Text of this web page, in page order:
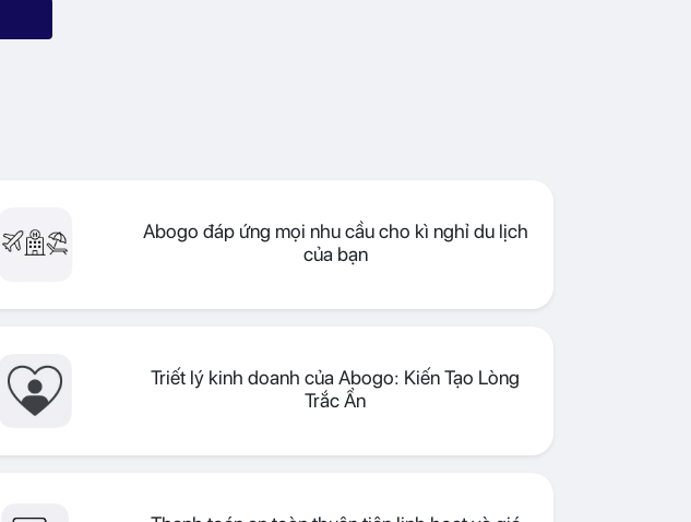
Abogo đáp ứng mọi nhu cầu cho kì nghỉ du lịch
của bạn
Triết lý kinh doanh của Abogo: Kiến Tạo Lòng
Trắc Ẩn